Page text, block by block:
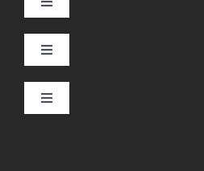
Toggle
Home
Chi Siamo
Toggle
Collegi Universitari
Toggle